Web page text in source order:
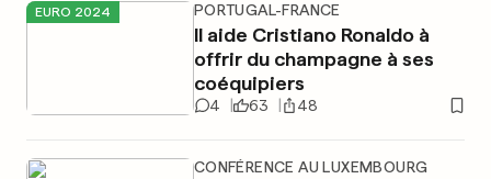
EURO 2024 PORTUGAL-FRANCE
Il aide Cristiano Ronaldo à
offrir du champagne à ses
coéquipiers
4 63 48
CONFÉRENCE AU LUXEMBOURG